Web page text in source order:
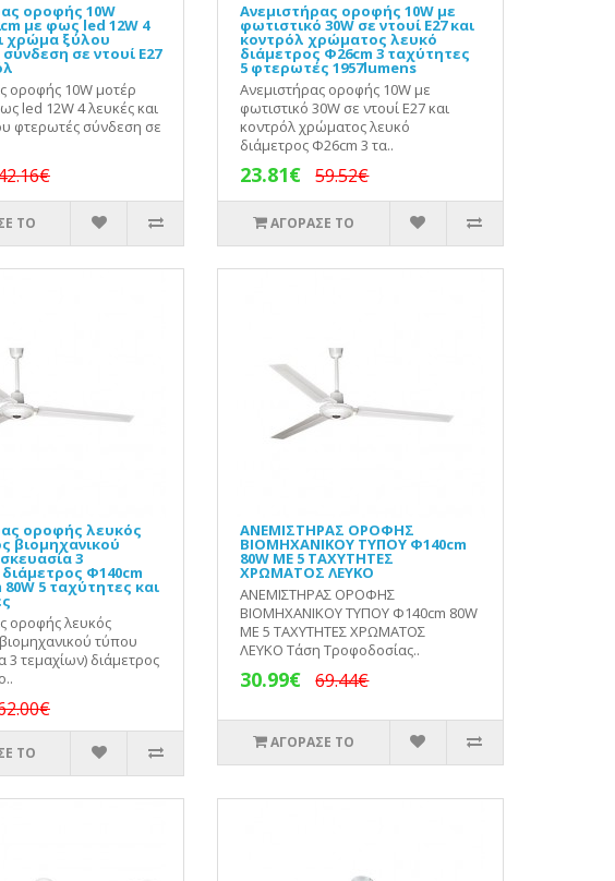
οροφής 10W
με φως led 12W 4
χρώμα ξύλου
σε ντουί Ε27
οροφής 10W μοτέρ
led 12W 4 λευκές και
φτερωτές σύνδεση σε
ΤΟ
Ανεμιστήρας οροφής 10W με
φωτιστικό 30W σε ντουί Ε27 και
κοντρόλ χρώματος λευκό
διάμετρος Φ26cm 3 ταχύτητες
5 φτερωτές 1957lumens
Ανεμιστήρας οροφής 10W με
φωτιστικό 30W σε ντουί Ε27 και
κοντρόλ χρώματος λευκό
διάμετρος Φ26cm 3 τα..
23.81€ 59.52€
ΑΓΟΡΑΣΕ ΤΟ
οροφής λευκός
βιομηχανικού
3
Φ140cm
5 ταχύτητες και
οροφής λευκός
τύπου
3 τεμαχίων) διάμετρος
ΤΟ
ΑΝΕΜΙΣΤΗΡΑΣ ΟΡΟΦΗΣ
ΒΙΟΜΗΧΑΝΙΚΟΥ ΤΥΠΟΥ Φ140cm
80W ΜΕ 5 ΤΑΧΥΤΗΤΕΣ
ΧΡΩΜΑΤΟΣ ΛΕΥΚΟ
ΑΝΕΜΙΣΤΗΡΑΣ ΟΡΟΦΗΣ
ΒΙΟΜΗΧΑΝΙΚΟΥ ΤΥΠΟΥ Φ140cm 80W
ΜΕ 5 ΤΑΧΥΤΗΤΕΣ ΧΡΩΜΑΤΟΣ
ΛΕΥΚΟ Τάση Τροφοδοσίας..
30.99€ 69.44€
ΑΓΟΡΑΣΕ ΤΟ